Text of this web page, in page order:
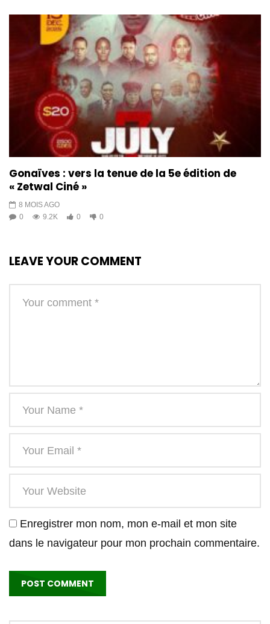
ayisyen ka viv totalman de
metye yo…
1K 3
Entèvyou avèk Dener CEIDE,
Roody DELPE, Mass KÒD epi Mèt
FAH sou 70 lane ritm ak eritaj
KONPA
3.8K
Gonaïves : vers la tenue de la 5e édition de
« Zetwal Ciné »
8 MOIS AGO
0
9.2K 0 0
LEAVE YOUR COMMENT
Enregistrer mon nom, mon e-mail et mon site
dans le navigateur pour mon prochain commentaire.